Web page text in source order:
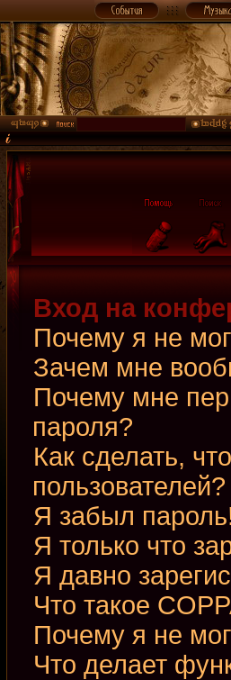
Вход на
Почему я не
Зачем мне
Почему мне
пароля?
Как сделать,
пользователей?
Я забыл
Я только что
Я давно
Что такое
Почему я не
Что делает